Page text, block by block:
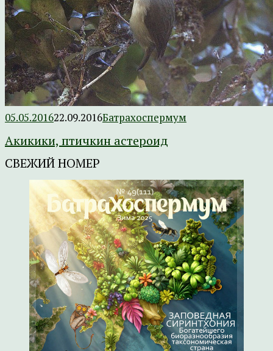
05.05.201622.09.2016Батрахоспермум
Акикики, птичкин астероид
СВЕЖИЙ НОМЕР